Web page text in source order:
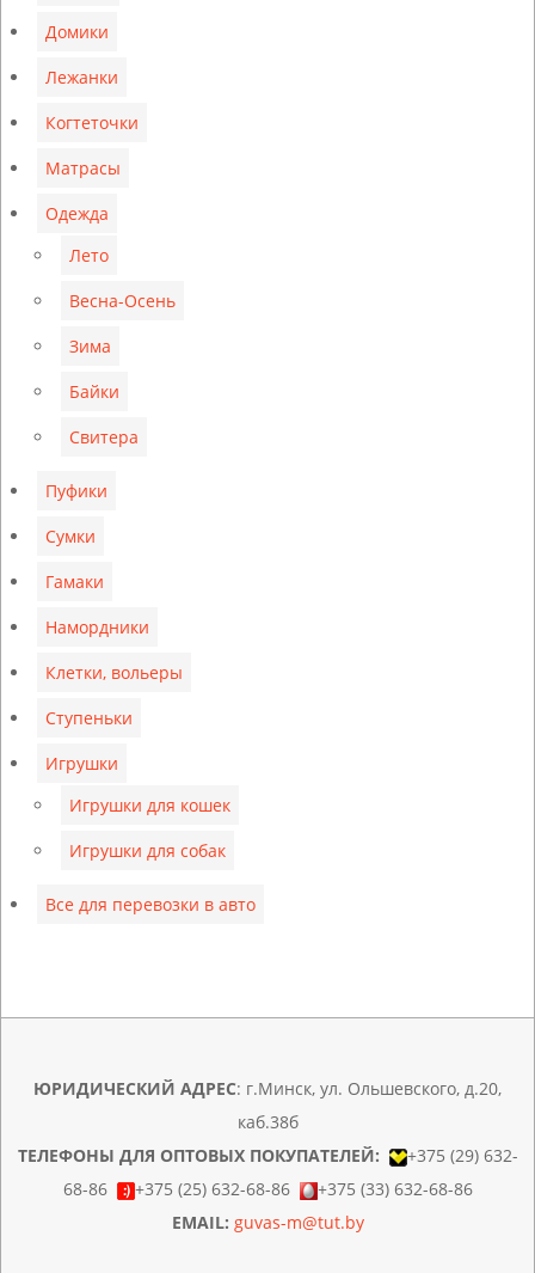
Домики
Лежанки
Когтеточки
Матрасы
Одежда
Лето
Весна-Осень
Зима
Байки
Свитера
Пуфики
Сумки
Гамаки
Намордники
Клетки, вольеры
Ступеньки
Игрушки
Игрушки для кошек
Игрушки для собак
Все для перевозки в авто
ЮРИДИЧЕСКИЙ АДРЕС: г.Минск, ул. Ольшевского, д.20,
каб.38б
ТЕЛЕФОНЫ ДЛЯ ОПТОВЫХ ПОКУПАТЕЛЕЙ:
+375 (29) 632-
68-86
+375 (25) 632-68-86
+375 (33) 632-68-86
EMAIL: guvas-m@tut.by